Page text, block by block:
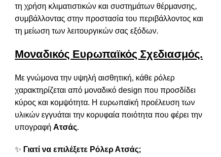
τη χρήση κλιματιστικών και συστημάτων θέρμανσης,
συμβάλλοντας στην προστασία του περιβάλλοντος και
τη μείωση των λειτουργικών σας εξόδων.
Μοναδικός Ευρωπαϊκός Σχεδιασμός.
Με γνώμονα την υψηλή αισθητική, κάθε ρόλερ
χαρακτηρίζεται από μοναδικό design που προσδίδει
κύρος και κομψότητα. Η ευρωπαϊκή προέλευση των
υλικών εγγυάται την κορυφαία ποιότητα που φέρει την
υπογραφή Ατσάς.
✨ Γιατί να επιλέξετε Ρόλερ Ατσάς;